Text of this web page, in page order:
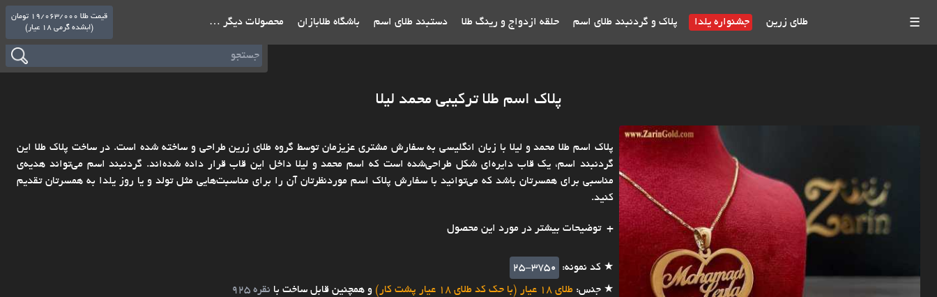
☰ طلای زرین جشنواره یلدا پلاک و گردنبند طلای اسم حلقه ازدواج و رینگ طلا دستبند طلای اسم باشگاه طلابازان محصولات دیگر …
قیمت طلا 19/063/000 تومان
(ابشده گرمی 18 عیار)
پلاک اسم طلا ترکیبی محمد لیلا
پلاک اسم طلا محمد و لیلا با زبان انگلیسی به سفارش مشتری عزیزمان توسط گروه طلای زرین طراحی و ساخته شده است. در ساخت پلاک طلا این
گردنبند اسم، یک قاب دایره‌ای شکل طراحی‌شده است که اسم محمد و لیلا داخل این قاب قرار داده شده‌اند. گردنبند اسم می‌تواند هدیه‌ی
مناسبی برای همسرتان باشد که می‌توانید با سفارش پلاک اسم موردنظرتان آن را برای مناسبت‌هایی مثل تولد و یا روز یلدا به همسرتان تقدیم
کنید.
توضیحات بیشتر در مورد این محصول
★ کد نمونه:
25-3750
★ جنس: طلای 18 عیار (با حک کد طلای 18 عیار پشت کار) و همچنین قابل ساخت با نقره 925